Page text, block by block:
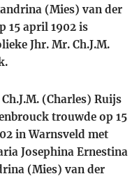
(Mies) van der
15 april 1902 is
Jhr. Mr. Ch.J.M.
(Charles) Ruijs
trouwde op 15
in Warnsveld met
Josephina Ernestina
(Mies) van der